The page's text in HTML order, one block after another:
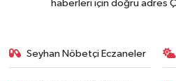
haberleri için doğru adres
Seyhan Nöbetçi Eczaneler